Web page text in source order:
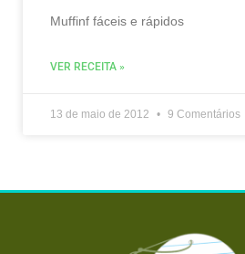
Muffinf fáceis e rápidos
VER RECEITA »
13 de maio de 2012 9 Comentários